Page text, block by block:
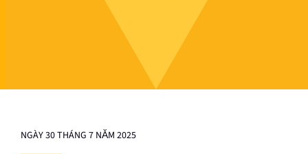
NGÀY 30 THÁNG 7 NĂM 2025